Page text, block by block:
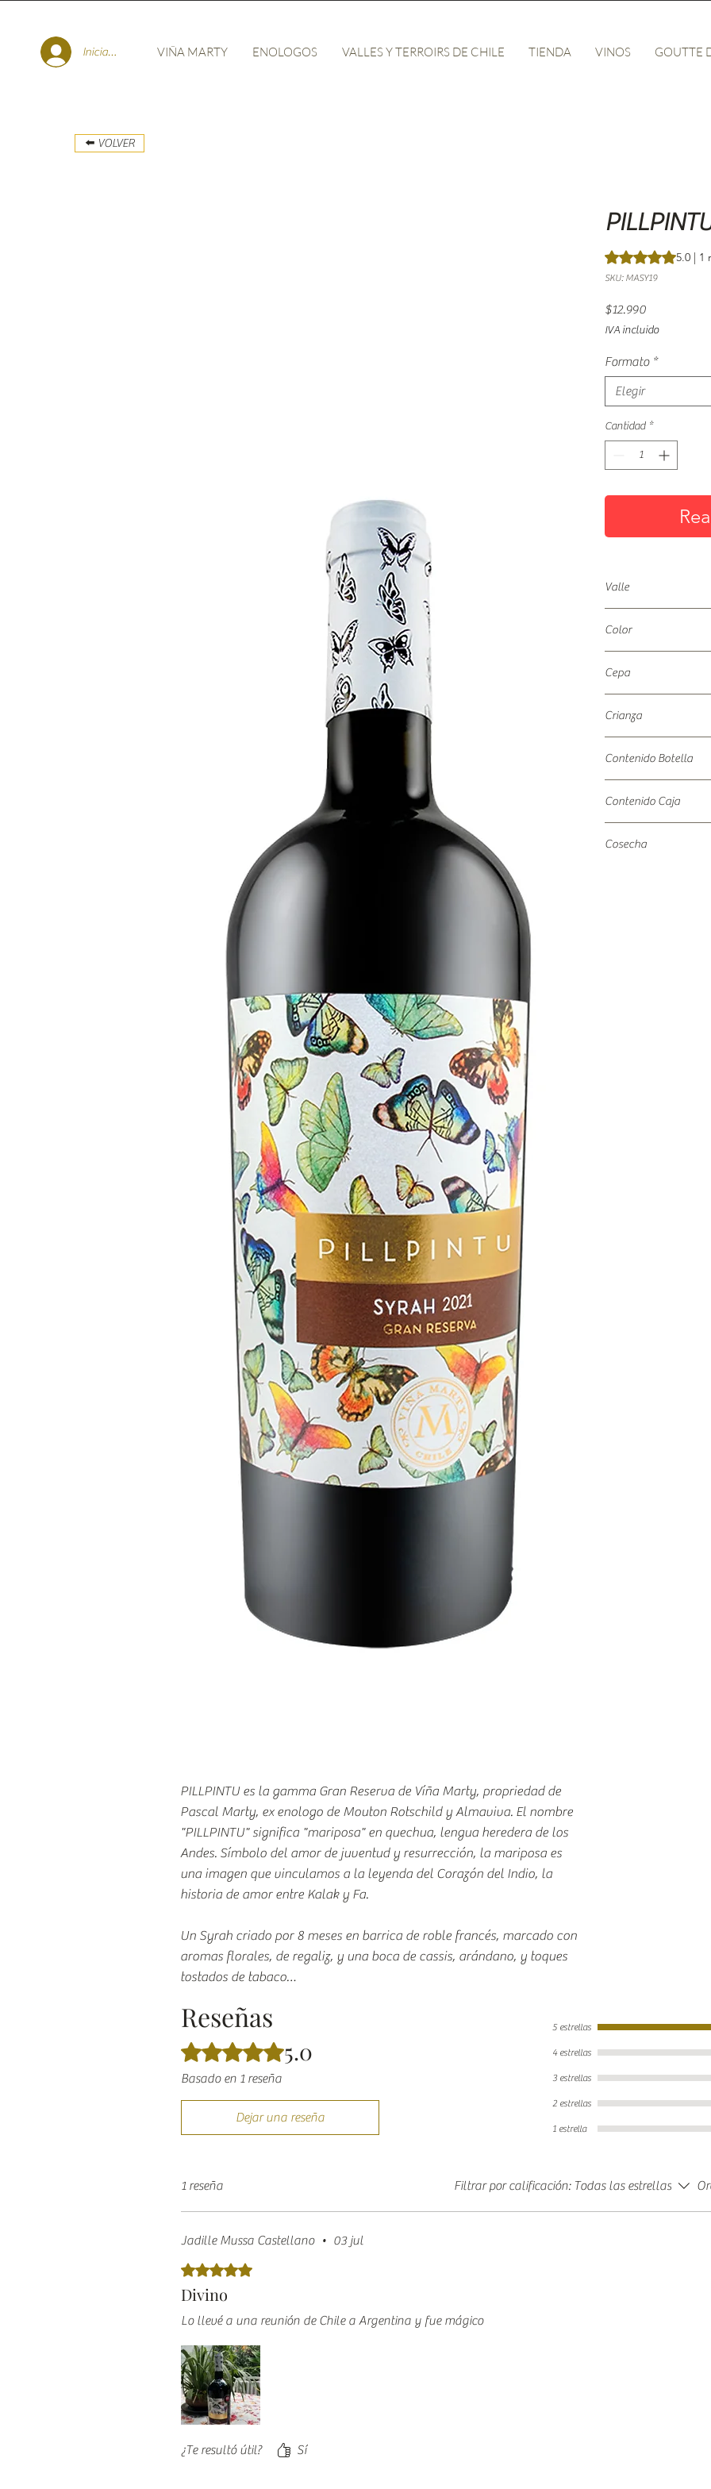
Iniciar sesión VIÑA MARTY ENOLOGOS VALLES Y TERROIRS DE CHILE TIENDA VINOS GOUTTE
⬅️ VOLVER
PILLPINTU es la gamma Gran Reserva de Víña Marty, propriedad de
Pascal Marty, ex enologo de Mouton Rotschild y Almaviva. El nombre
"PILLPINTU" significa "mariposa" en quechua, lengua heredera de los
Andes. Símbolo del amor de juventud y resurrección, la mariposa es
una imagen que vinculamos a la leyenda del Corazón del Indio, la
historia de amor entre Kalak y Fa.
Un Syrah criado por 8 meses en barrica de roble francés, marcado con
aromas florales, de regaliz, y una boca de cassis, arándano, y toques
tostados de tabaco…
Según 1 reseña,
5.0 | 1
SKU: MASY19
$12.990Precio
IVA incluido
Formato *
Elegir
Cantidad *
Valle
Color
Cepa
Crianza
Contenido Botella
Contenido Caja
Cosecha
Reseñas
Obtuvo 5 de 5 estrellas.
5.0
Basado en 1 reseña
Dejar una reseña
5 estrellas
4 estrellas
3 estrellas
2 estrellas
1 estrella
1 reseña Filtrar por calificación: Todas las estrellas
Jadille Mussa Castellano • 03 jul
Obtuvo 5 de 5 estrellas.
Divino
Lo llevé a una reunión de Chile a Argentina y fue mágico
¿Te resultó útil? Sí